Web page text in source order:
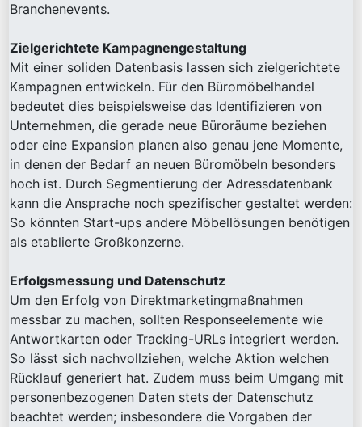
Branchenevents.
Zielgerichtete Kampagnengestaltung
Mit einer soliden Datenbasis lassen sich zielgerichtete
Kampagnen entwickeln. Für den Büromöbelhandel
bedeutet dies beispielsweise das Identifizieren von
Unternehmen, die gerade neue Büroräume beziehen
oder eine Expansion planen also genau jene Momente,
in denen der Bedarf an neuen Büromöbeln besonders
hoch ist. Durch Segmentierung der Adressdatenbank
kann die Ansprache noch spezifischer gestaltet werden:
So könnten Start-ups andere Möbellösungen benötigen
als etablierte Großkonzerne.
Erfolgsmessung und Datenschutz
Um den Erfolg von Direktmarketingmaßnahmen
messbar zu machen, sollten Responseelemente wie
Antwortkarten oder Tracking-URLs integriert werden.
So lässt sich nachvollziehen, welche Aktion welchen
Rücklauf generiert hat. Zudem muss beim Umgang mit
personenbezogenen Daten stets der Datenschutz
beachtet werden; insbesondere die Vorgaben der